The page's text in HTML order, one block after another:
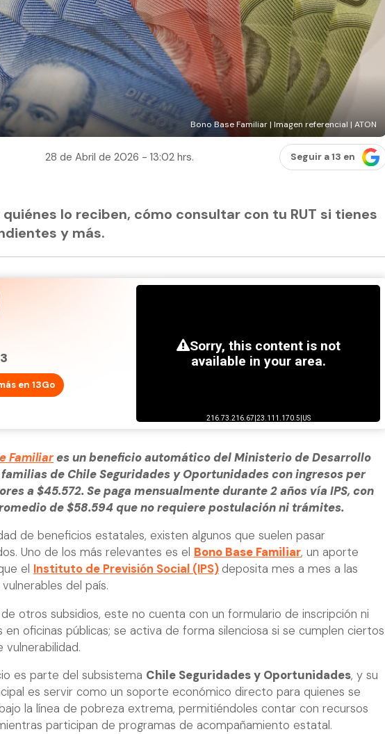
Bono Base Familiar | Imagen referencial | ATON
28 de Abril de 2026 - 13:02 hrs. Seguir a 13 en
lo reciben, cómo consultar con tu RUT si tienes
y más.
en 13Go
Familiares un beneficio automático del Ministerio de Desarrollo
de Chile Seguridades y Oportunidades con ingresos per
a $45.572. Se paga mensualmente durante 2 años vía IPS, con
de $58.594 que no requiere postulación ni trámites.
de beneficios estatales, existen algunos que suelen pasar
Uno de los más relevantes es el Bono Base Familiar, un aporte
el Instituto de Previsión Social (IPS)deposita mes a mes a las
del país.
otros subsidios, este no cuenta con un formulario de inscripción ni
en oficinas públicas; se activa de forma silenciosa si se cumplen ciertos
vulnerabilidad.
es parte del subsistema Chile Seguridades y Oportunidades, y su
es servir como un soporte económico directo para quienes se
la línea de pobreza extrema, permitiéndoles contar con recursos
participan de programas de acompañamiento estatal.